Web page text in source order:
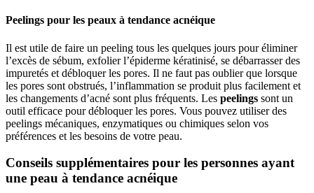
Peelings pour les peaux à tendance acnéique
Il est utile de faire un peeling tous les quelques jours pour éliminer
l’excès de sébum, exfolier l’épiderme kératinisé, se débarrasser des
impuretés et débloquer les pores. Il ne faut pas oublier que lorsque
les pores sont obstrués, l’inflammation se produit plus facilement et
les changements d’acné sont plus fréquents. Les peelings sont un
outil efficace pour débloquer les pores. Vous pouvez utiliser des
peelings mécaniques, enzymatiques ou chimiques selon vos
préférences et les besoins de votre peau.
Conseils supplémentaires pour les personnes ayant
une peau à tendance acnéique